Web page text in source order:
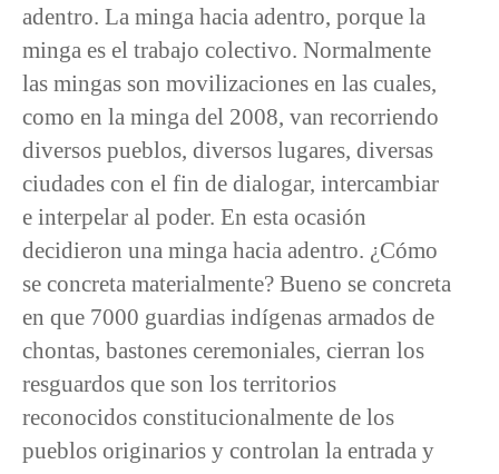
adentro. La minga hacia adentro, porque la
minga es el trabajo colectivo. Normalmente
las mingas son movilizaciones en las cuales,
como en la minga del 2008, van recorriendo
diversos pueblos, diversos lugares, diversas
ciudades con el fin de dialogar, intercambiar
e interpelar al poder. En esta ocasión
decidieron una minga hacia adentro. ¿Cómo
se concreta materialmente? Bueno se concreta
en que 7000 guardias indígenas armados de
chontas, bastones ceremoniales, cierran los
resguardos que son los territorios
reconocidos constitucionalmente de los
pueblos originarios y controlan la entrada y